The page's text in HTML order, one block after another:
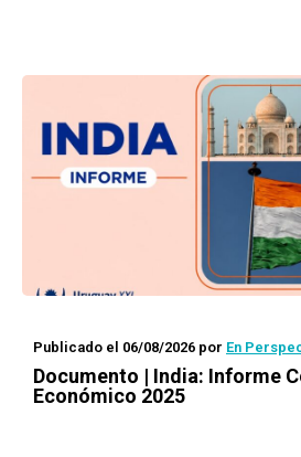
Publicado el 06/08/2026 por En
Documento | India: Informe
Económico 2025